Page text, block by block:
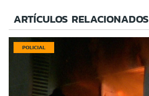
ARTÍCULOS RELACIONADOS
POLICIAL